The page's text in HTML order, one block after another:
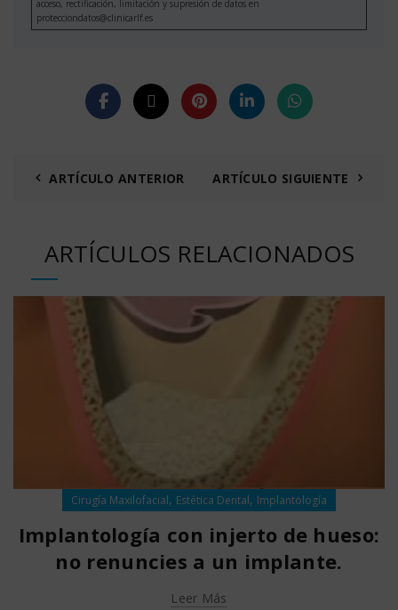
acceso, rectificación, limitación y supresión de datos en
protecciondatos@clinicarlf.es
ARTÍCULO ANTERIOR ARTÍCULO SIGUIENTE
ARTÍCULOS RELACIONADOS
Cirugía Maxilofacial, Estética Dental, Implantología
Implantología con injerto de hueso:
no renuncies a un implante.
Leer Más